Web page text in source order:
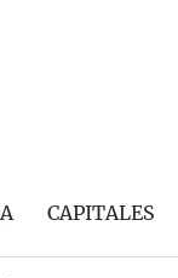
CAPITALES